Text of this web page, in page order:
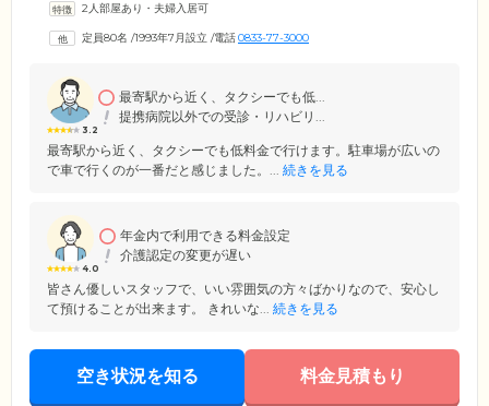
2人部屋あり・夫婦入居可
定員80名 /1993年7月設立 /電話0833-77-3000
3.2
最寄駅から近く、タクシーでも低...
提携病院以外での受診・リハビリ...
最寄駅から近く、タクシーでも低料金で行けます。駐車場が広いの
で車で行くのが一番だと感じました。... 続きを見る
4.0
年金内で利用できる料金設定
介護認定の変更が遅い
皆さん優しいスタッフで、いい雰囲気の方々ばかりなので、安心し
て預けることが出来ます。 きれいな... 続きを見る
空き状況を知る 料金見積もり